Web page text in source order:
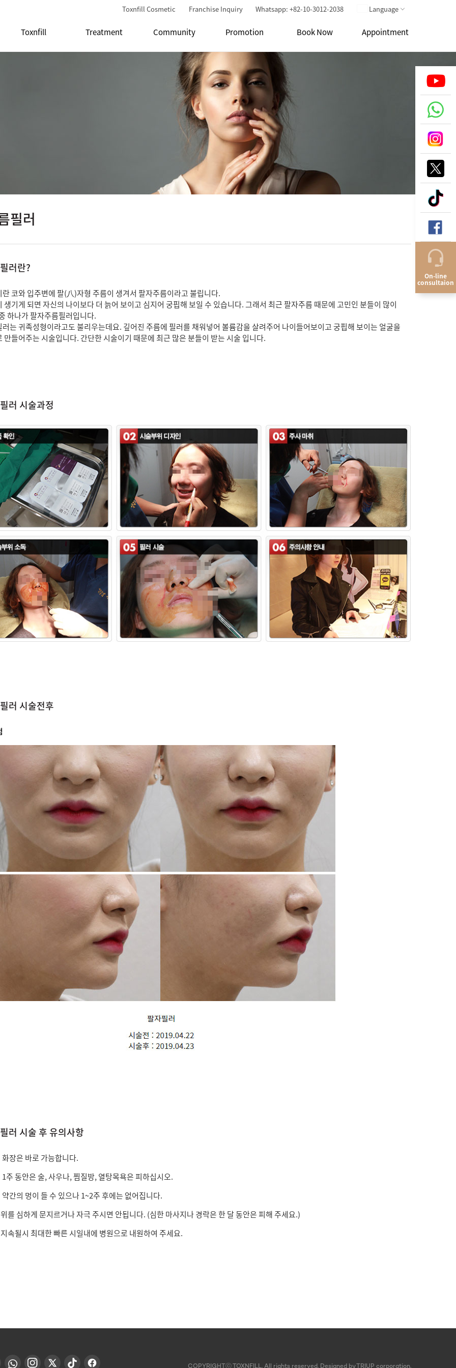
Toxnfill Cosmetic Franchise Inquiry Whatsapp: +82-10-3012-2038 Language
Toxnfill Treatment Community Promotion Book Now Appointment
필러
러란?
코와 입주변에 팔(八)자형 주름이 생겨서 팔자주름이라고 불립니다.
생기게 되면 자신의 나이보다 더 늙어 보이고 심지어 궁핍해 보일 수 있습니다. 그래서 최근 팔자주름 때문에 고민인 분들이 많이
하나가 팔자주름필러입니다.
는 귀족성형이라고도 불리우는데요. 깊어진 주름에 필러를 채워넣어 볼륨감을 살려주어 나이들어보이고 궁핍해 보이는 얼굴을
만들어주는 시술입니다. 간단한 시술이기 때문에 최근 많은 분들이 받는 시술 입니다.
러 시술과정
러 시술전후
러 시술 후 유의사항
장은 바로 가능합니다.
주 동안은 술, 사우나, 찜질방, 열탕목욕은 피하십시오.
간의 멍이 들 수 있으나 1~2주 후에는 없어집니다.
를 심하게 문지르거나 자극 주시면 안됩니다. (심한 마사지나 경락은 한 달 동안은 피해 주세요.)
속될시 최대한 빠른 시일내에 병원으로 내원하여 주세요.
On-line
consultaion